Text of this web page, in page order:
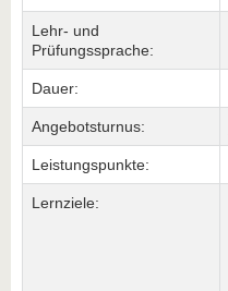
Lehr- und
Prüfungssprache:
Dauer:
Angebotsturnus:
Leistungspunkte:
Lernziele: